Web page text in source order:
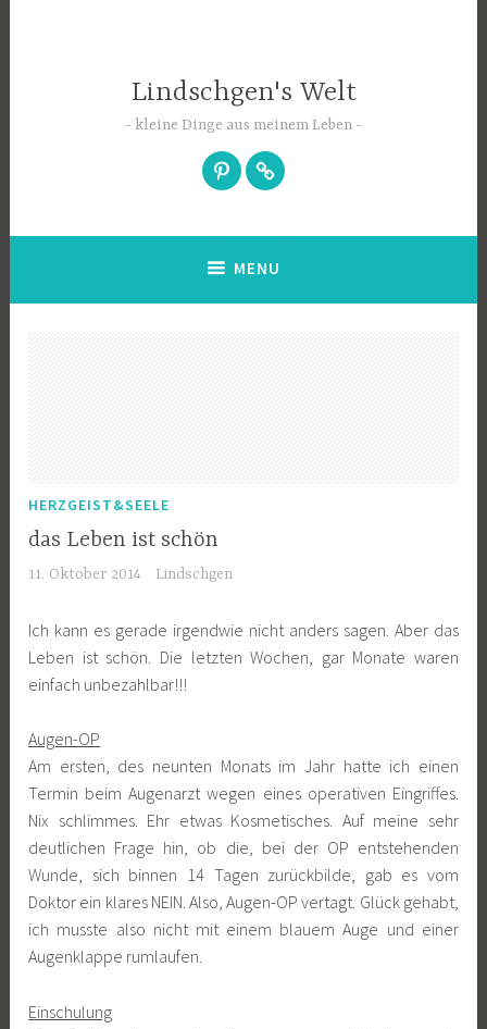
Lindschgen's Welt
kleine Dinge aus meinem Leben
Pinterest
EyeEm
MENU
HERZGEIST&SEELE
das Leben ist schön
11. Oktober 2014 Lindschgen
Ich kann es gerade irgendwie nicht anders sagen. Aber das
Leben ist schön. Die letzten Wochen, gar Monate waren
einfach unbezahlbar!!!
Augen-OP
Am ersten, des neunten Monats im Jahr hatte ich einen
Termin beim Augenarzt wegen eines operativen Eingriffes.
Nix schlimmes. Ehr etwas Kosmetisches. Auf meine sehr
deutlichen Frage hin, ob die, bei der OP entstehenden
Wunde, sich binnen 14 Tagen zurückbilde, gab es vom
Doktor ein klares NEIN. Also, Augen-OP vertagt. Glück gehabt,
ich musste also nicht mit einem blauem Auge und einer
Augenklappe rumlaufen.
Einschulung